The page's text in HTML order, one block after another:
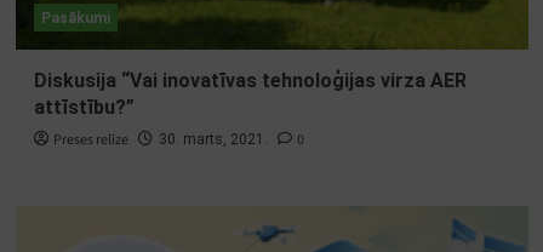
Pasākumi
Diskusija “Vai inovatīvas tehnoloģijas virza AER
attīstību?”
Preses relīze 30. marts, 2021. 0